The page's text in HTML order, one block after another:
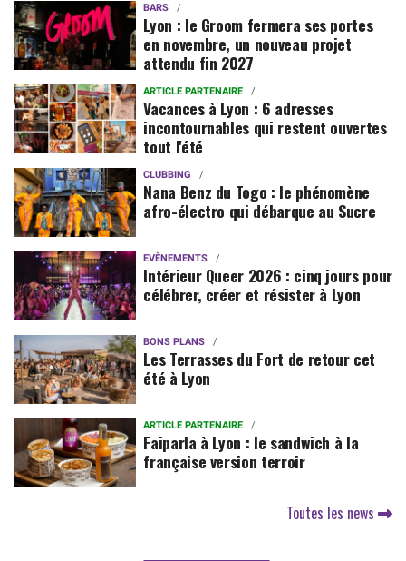
BARS
Lyon : le Groom fermera ses portes
en novembre, un nouveau projet
attendu fin 2027
ARTICLE PARTENAIRE
Vacances à Lyon : 6 adresses
incontournables qui restent ouvertes
tout l'été
CLUBBING
Nana Benz du Togo : le phénomène
afro-électro qui débarque au Sucre
EVÈNEMENTS
Intérieur Queer 2026 : cinq jours pour
célébrer, créer et résister à Lyon
BONS PLANS
Les Terrasses du Fort de retour cet
été à Lyon
ARTICLE PARTENAIRE
Faiparla à Lyon : le sandwich à la
française version terroir
Toutes les news